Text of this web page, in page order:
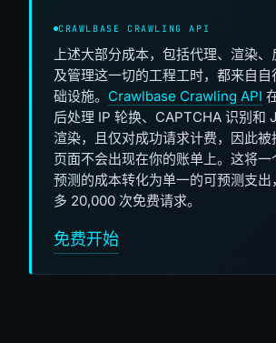
CRAWLBASE CRAWLING API
上述大部分成本，包括代理、渲染
及管理这一切的工程工时，都来自
础设施。 Crawlbase Crawling API
后处理 IP 轮换、CAPTCHA 识别和
渲染，且仅对成功请求计费，因此被
页面不会出现在你的账单上。这将一
预测的成本转化为单一的可预测支
多 20,000 次免费请求。
免费开始